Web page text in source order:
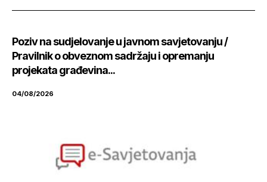
Poziv na sudjelovanje u javnom savjetovanju /
Pravilnik o obveznom sadržaju i opremanju
projekata građevina...
04/08/2026